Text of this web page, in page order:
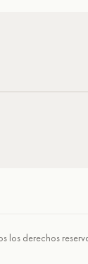
los derechos